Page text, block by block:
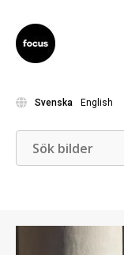
Svenska English